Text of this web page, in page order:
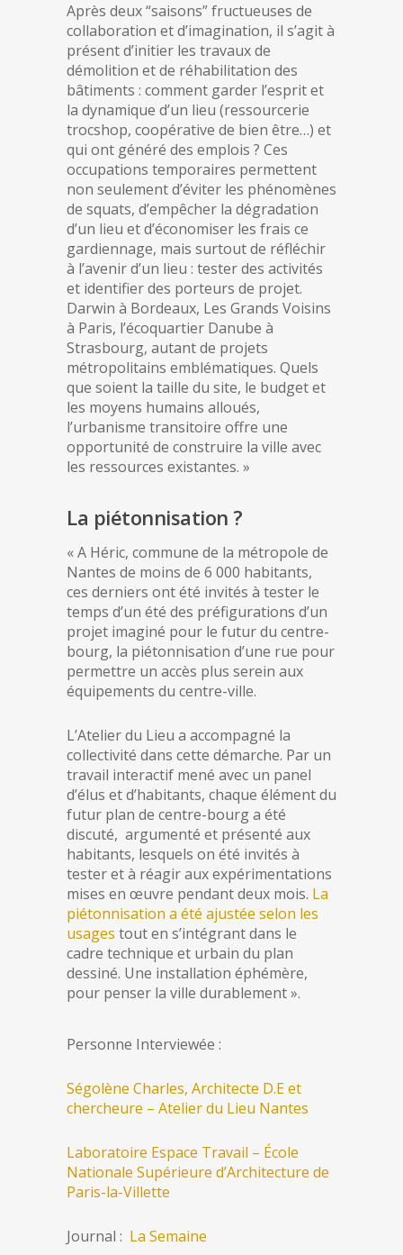
Après deux “saisons” fructueuses de
collaboration et d’imagination, il s’agit à
présent d’initier les travaux de
démolition et de réhabilitation des
bâtiments : comment garder l’esprit et
la dynamique d’un lieu (ressourcerie
trocshop, coopérative de bien être…) et
qui ont généré des emplois ? Ces
occupations temporaires permettent
non seulement d’éviter les phénomènes
de squats, d’empêcher la dégradation
d’un lieu et d’économiser les frais ce
gardiennage, mais surtout de réfléchir
à l’avenir d’un lieu : tester des activités
et identifier des porteurs de projet.
Darwin à Bordeaux, Les Grands Voisins
à Paris, l’écoquartier Danube à
Strasbourg, autant de projets
métropolitains emblématiques. Quels
que soient la taille du site, le budget et
les moyens humains alloués,
l’urbanisme transitoire offre une
opportunité de construire la ville avec
les ressources existantes. »
La piétonnisation ?
« A Héric, commune de la métropole de
Nantes de moins de 6 000 habitants,
ces derniers ont été invités à tester le
temps d’un été des préfigurations d’un
projet imaginé pour le futur du centre-
bourg, la piétonnisation d’une rue pour
permettre un accès plus serein aux
équipements du centre-ville.
L’Atelier du Lieu a accompagné la
collectivité dans cette démarche. Par un
travail interactif mené avec un panel
d’élus et d’habitants, chaque élément du
futur plan de centre-bourg a été
discuté, argumenté et présenté aux
habitants, lesquels on été invités à
tester et à réagir aux expérimentations
mises en œuvre pendant deux mois. La
piétonnisation a été ajustée selon les
usages tout en s’intégrant dans le
cadre technique et urbain du plan
dessiné. Une installation éphémère,
pour penser la ville durablement ».
Personne Interviewée :
Ségolène Charles, Architecte D.E et
chercheure – Atelier du Lieu Nantes
Laboratoire Espace Travail – École
Nationale Supérieure d’Architecture de
Paris-la-Villette
Journal : La Semaine